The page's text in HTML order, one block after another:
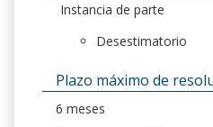
Instancia de parte
Desestimatorio
Plazo máximo de
6 meses